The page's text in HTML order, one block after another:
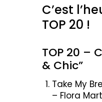
C’est
TOP 20 !
TOP 20 –
& Chic”
Take My
– Flora